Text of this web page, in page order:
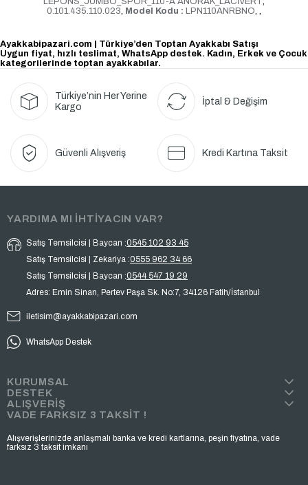
0.101.435.110.023, Model Kodu : LPN110ANRBNO, ,
Ayakkabipazari.com | Türkiye’den Toptan Ayakkabı Satışı
Uygun fiyat, hızlı teslimat, WhatsApp destek. Kadın, Erkek ve Çocuk
kategorilerinde toptan ayakkabılar.
Türkiye’nin Her Yerine
Kargo
İptal & Değişim
Güvenli Alışveriş Kredi Kartına Taksit
YARDIMA MI İHTİYACIN VAR?
Satış Temsilcisi | Baycan :0545 102 93 45
Satış Temsilcisi | Zekariya :0555 962 34 66
Satış Temsilcisi | Baycan :0544 547 19 29
Adres: Emin Sinan, Pertev Paşa Sk. No:7, 34126 Fatih/İstanbul
iletisim@ayakkabipazari.com
WhatsApp Destek
KURUMSAL
DESTEK
ALIŞVERİŞ
VADE FARKSIZ 3 TAKSİT !
Alışverişlerinizde anlaşmalı banka ve kredi kartlarına, peşin fiyatına, vade
farksız 3 taksit imkanı